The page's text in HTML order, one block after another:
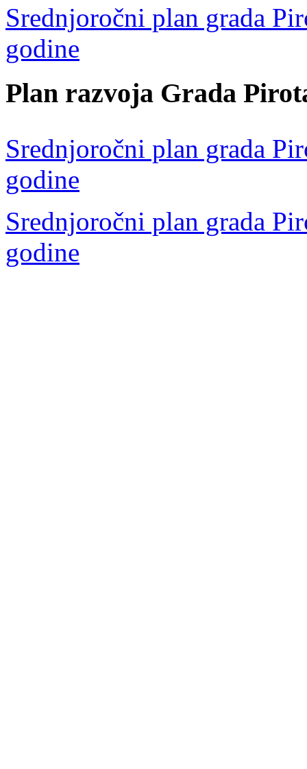
Srednjoročni plan grada
godine
Plan razvoja Grada
Srednjoročni plan grada
godine
Srednjoročni plan grada
godine